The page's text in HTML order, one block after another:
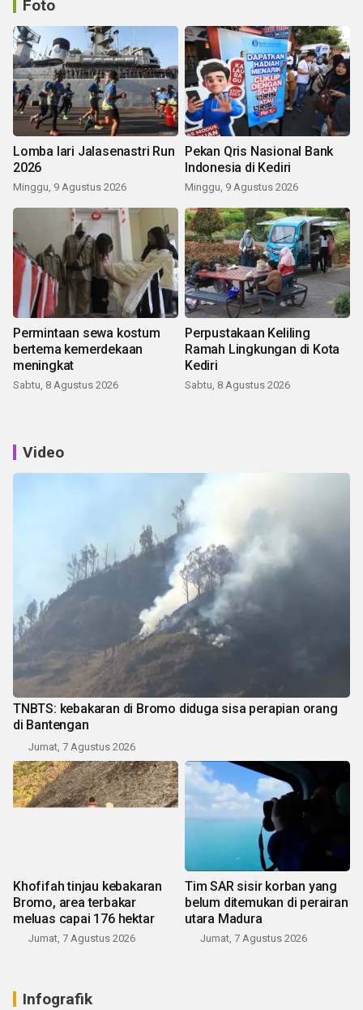
Foto
Lomba lari Jalasenastri Run
2026
Minggu, 9 Agustus 2026
Pekan Qris Nasional Bank
Indonesia di Kediri
Minggu, 9 Agustus 2026
Permintaan sewa kostum
bertema kemerdekaan
meningkat
Sabtu, 8 Agustus 2026
Perpustakaan Keliling
Ramah Lingkungan di Kota
Kediri
Sabtu, 8 Agustus 2026
Video
TNBTS: kebakaran di Bromo diduga sisa perapian orang
di Bantengan
Jumat, 7 Agustus 2026
Khofifah tinjau kebakaran
Bromo, area terbakar
meluas capai 176 hektar
Jumat, 7 Agustus 2026
Tim SAR sisir korban yang
belum ditemukan di perairan
utara Madura
Jumat, 7 Agustus 2026
Infografik